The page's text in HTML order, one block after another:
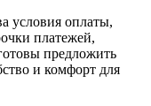
условия оплаты,
платежей,
предложить
и комфорт для